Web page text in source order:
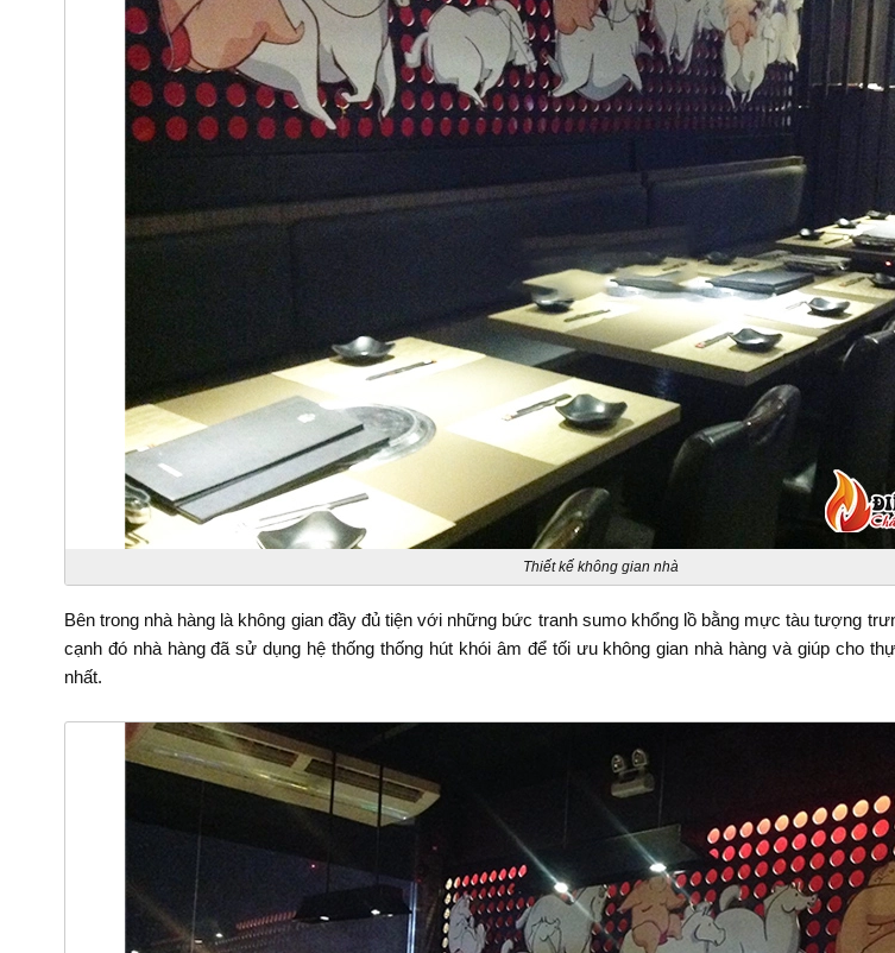
Thiết kế không gian nhà
Bên trong nhà hàng là không gian đầy đủ tiện với những bức tranh sumo khổng lồ bằng mực tàu tượng
cạnh đó nhà hàng đã sử dụng hệ thống thống hút khói âm để tối ưu không gian nhà hàng và giúp cho
nhất.